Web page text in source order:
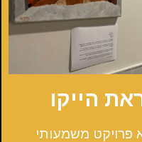
הייקו
פרויקט משמעותי